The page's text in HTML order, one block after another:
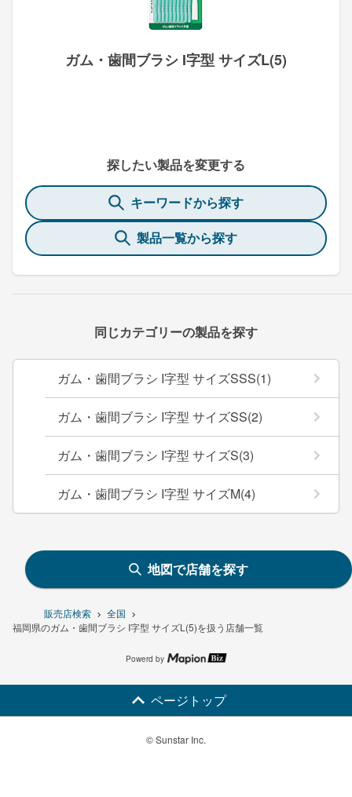
販売店検索
全国
福岡県のガム・歯間ブラシ I字型 サイズL(5)を扱う店舗一覧
ガム・歯間ブラシ I字型 サイズL(5)
探したい製品を変更する
キーワードから探す
製品一覧から探す
同じカテゴリーの製品を探す
ガム・歯間ブラシ I字型 サイズSSS(1)
ガム・歯間ブラシ I字型 サイズSS(2)
ガム・歯間ブラシ I字型 サイズS(3)
ガム・歯間ブラシ I字型 サイズM(4)
地図で店舗を探す
Powerd by
ページトップ
© Sunstar Inc.